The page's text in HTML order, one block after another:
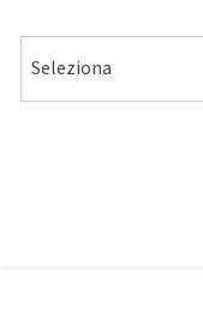
Seleziona